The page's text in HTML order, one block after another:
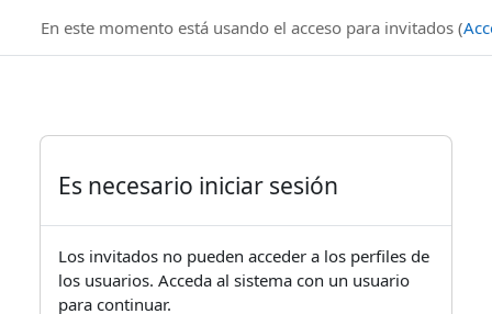
En este momento está usando el acceso para invitados (
Es necesario iniciar sesión
Los invitados no pueden acceder a los perfiles de
los usuarios. Acceda al sistema con un usuario
para continuar.